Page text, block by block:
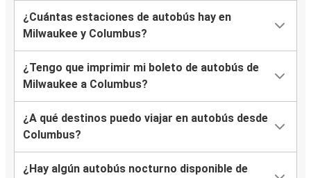
¿Cuántas estaciones de autobús hay en
Milwaukee y Columbus?
¿Tengo que imprimir mi boleto de autobús de
Milwaukee a Columbus?
¿A qué destinos puedo viajar en autobús desde
Columbus?
¿Hay algún autobús nocturno disponible de